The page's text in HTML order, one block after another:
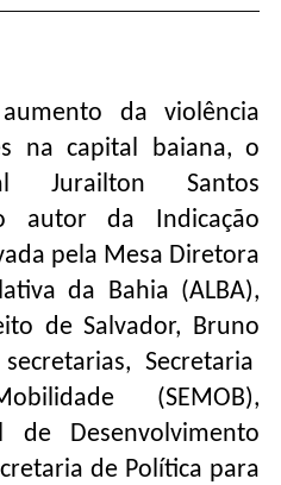
da violência
na capital baiana, o
Jurailton Santos
autor da Indicação
pela Mesa Diretora
da Bahia (ALBA),
de Salvador, Bruno
Secretaria
(SEMOB),
de Desenvolvimento
de Política para